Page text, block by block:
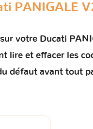
PANIGALE
votre Ducati
lire et effacer les
défaut avant tout